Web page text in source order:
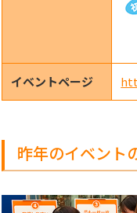
イベントページ
昨年のイベント